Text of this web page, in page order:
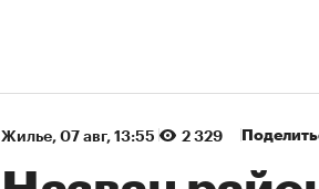
Жилье⁠, 07 авг, 13:55 2 329